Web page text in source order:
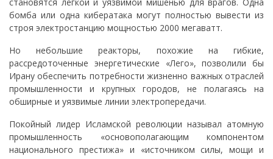
становятся легкой и уязвимой мишенью для врагов. Одна
бомба или одна кибератака могут полностью вывести из
строя электростанцию мощностью 2000 мегаватт.
Но небольшие реакторы, похожие на гибкие,
рассредоточенные энергетические «Лего», позволили бы
Ирану обеспечить потребности жизненно важных отраслей
промышленности и крупных городов, не полагаясь на
обширные и уязвимые линии электропередачи.
Покойный лидер Исламской революции называл атомную
промышленность «основополагающим компонентом
национального престижа» и «источником силы, мощи и